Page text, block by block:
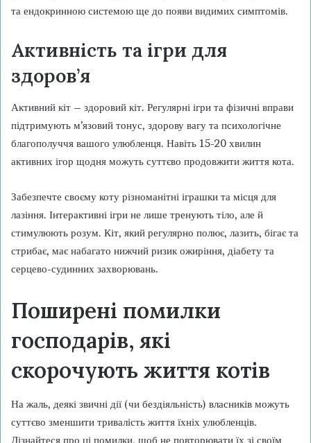
та ендокринною системою ще до появи видимих симптомів.
Активність та ігри для
здоров’я
Активний кіт – здоровий кіт. Регулярні ігри та фізичні вправи
підтримують м’язовий тонус, здорову вагу та психологічне
благополуччя вашого улюбленця. Навіть 15-20 хвилин
активних ігор щодня можуть суттєво продовжити життя кота.
Забезпечте своєму коту різноманітні іграшки та місця для
лазіння. Інтерактивні ігри не лише тренують тіло, але й
стимулюють розум. Кіт, який регулярно полює, лазить, бігає та
стрибає, має набагато нижчий ризик ожиріння, діабету та
серцево-судинних захворювань.
Поширені помилки
господарів, які
скорочують життя котів
На жаль, деякі звичні дії (чи бездіяльність) власників можуть
суттєво зменшити тривалість життя їхніх улюбленців.
Дізнайтеся про ці помилки, щоб не повторювати їх зі своїм